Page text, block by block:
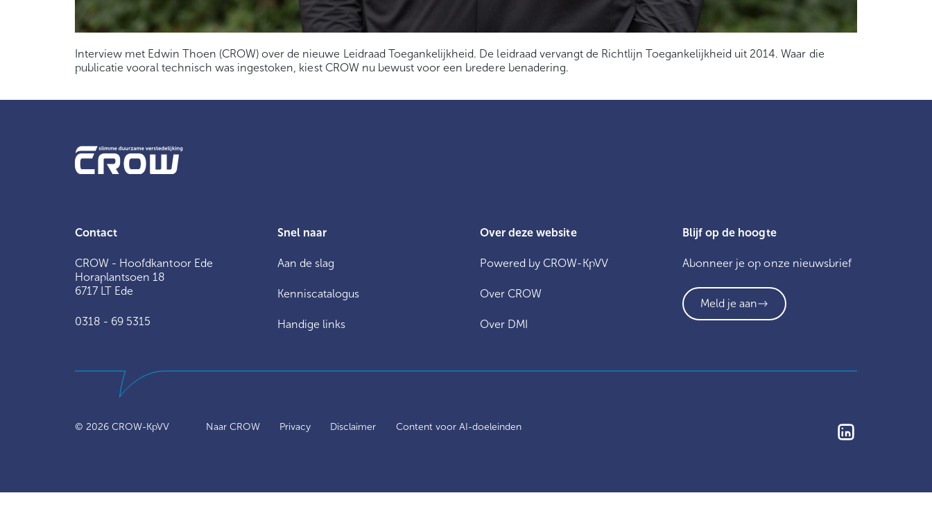
Interview met Edwin Thoen (CROW) over de nieuwe Leidraad Toegankelijkheid. De leidraad vervangt de Richtlijn Toegankelijkheid uit 2014. Waar die
publicatie vooral technisch was ingestoken, kiest CROW nu bewust voor een bredere benadering.
Contact
CROW - Hoofdkantoor Ede
Horaplantsoen 18
6717 LT Ede
0318 - 69 5315
Snel naar
Aan de slag
Kenniscatalogus
Handige links
Over deze website
Powered by CROW-KpVV
Over CROW
Over DMI
Blijf op de hoogte
Abonneer je op onze nieuwsbrief
Meld je aan
© 2026CROW-KpVV Naar CROW Privacy Disclaimer Content voor AI-doeleinden